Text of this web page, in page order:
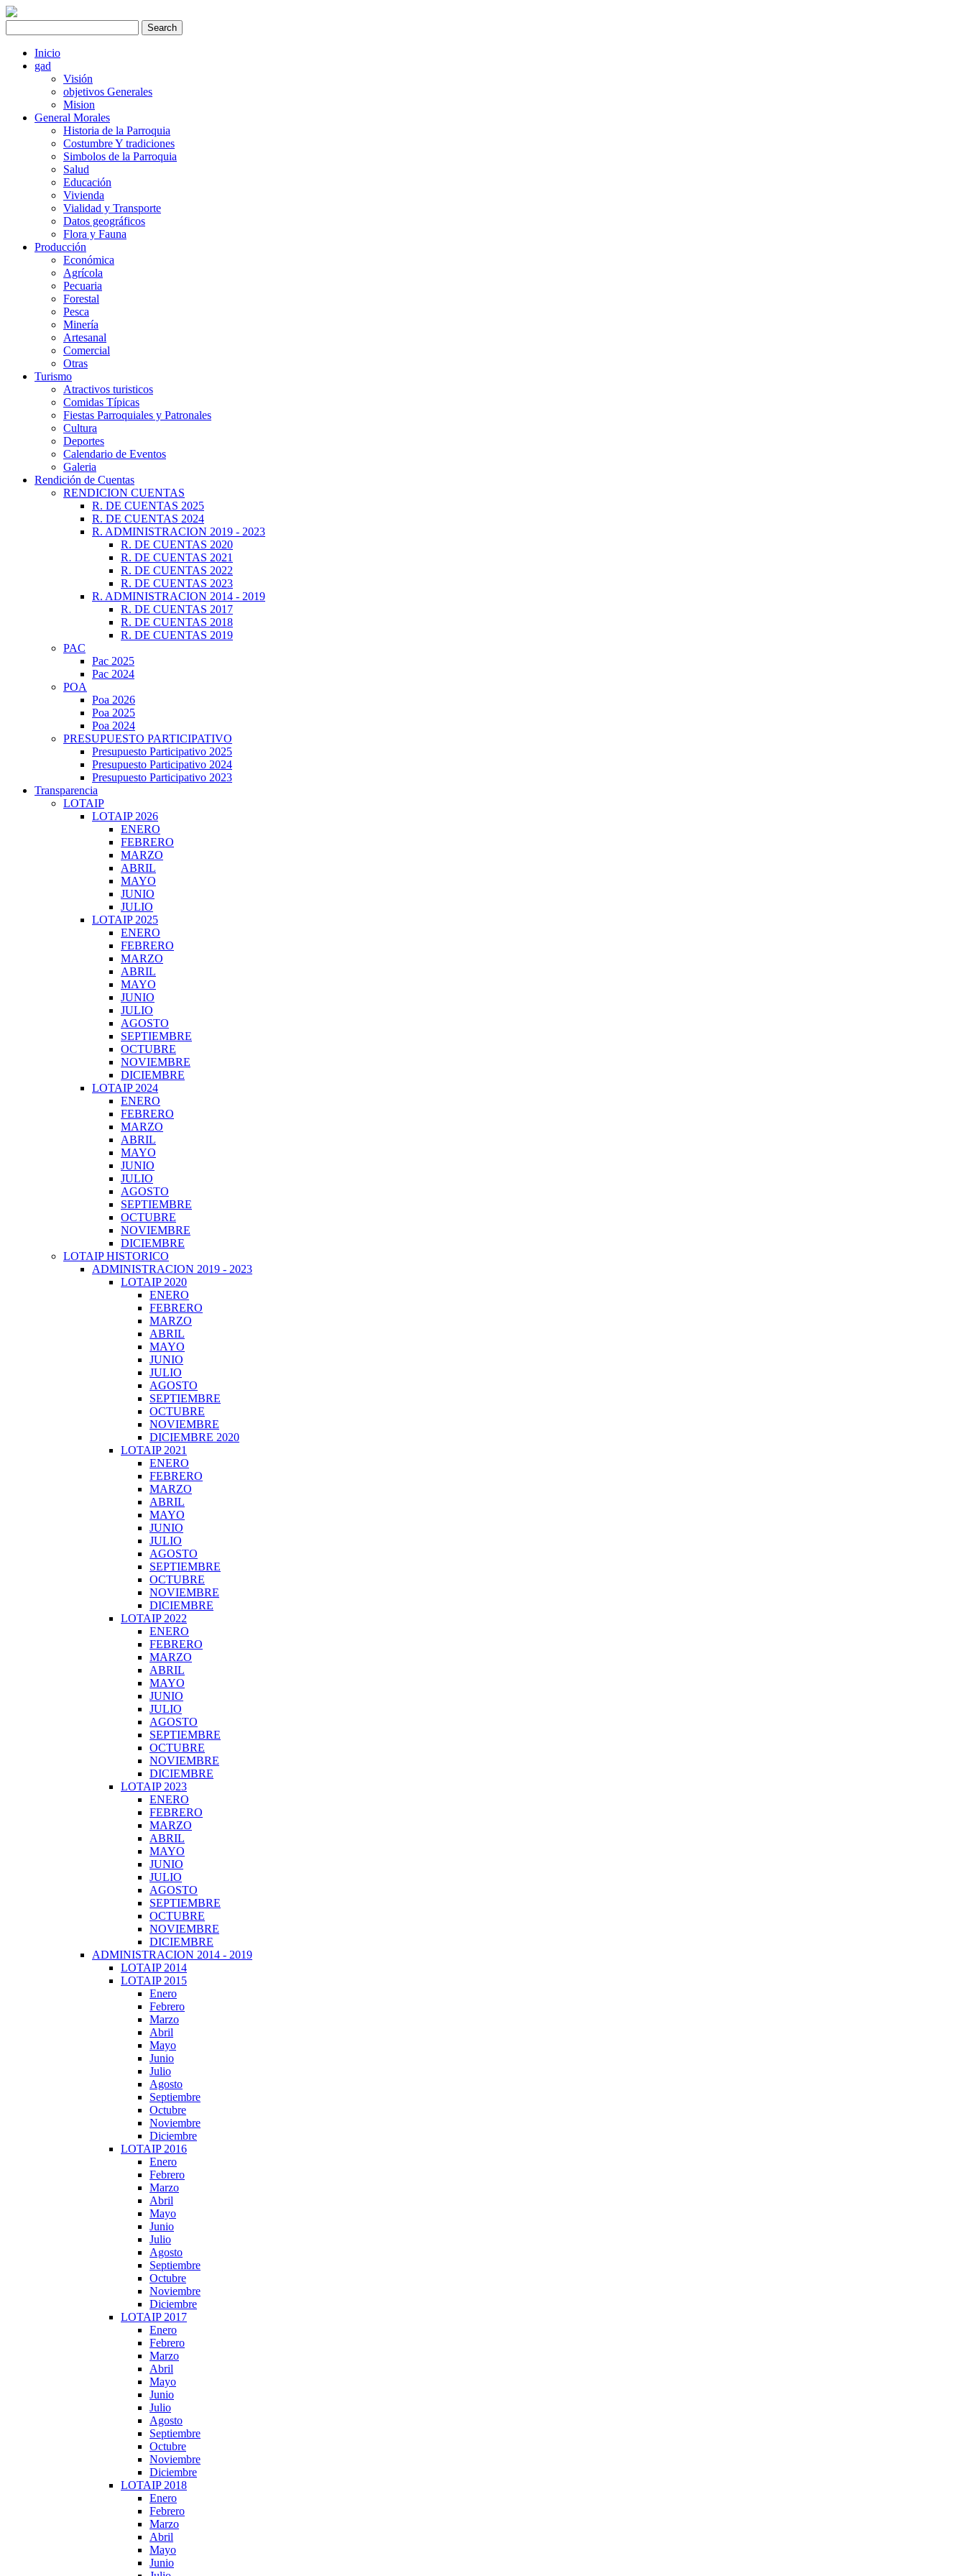
Inicio
gad
Visión
objetivos Generales
Mision
General Morales
Historia de la Parroquia
Costumbre Y tradiciones
Simbolos de la Parroquia
Salud
Educación
Vivienda
Vialidad y Transporte
Datos geográficos
Flora y Fauna
Producción
Económica
Agrícola
Pecuaria
Forestal
Pesca
Minería
Artesanal
Comercial
Otras
Turismo
Atractivos turisticos
Comidas Típicas
Fiestas Parroquiales y Patronales
Cultura
Deportes
Calendario de Eventos
Galeria
Rendición de Cuentas
RENDICION CUENTAS
R. DE CUENTAS 2025
R. DE CUENTAS 2024
R. ADMINISTRACION 2019 - 2023
R. DE CUENTAS 2020
R. DE CUENTAS 2021
R. DE CUENTAS 2022
R. DE CUENTAS 2023
R. ADMINISTRACION 2014 - 2019
R. DE CUENTAS 2017
R. DE CUENTAS 2018
R. DE CUENTAS 2019
PAC
Pac 2025
Pac 2024
POA
Poa 2026
Poa 2025
Poa 2024
PRESUPUESTO PARTICIPATIVO
Presupuesto Participativo 2025
Presupuesto Participativo 2024
Presupuesto Participativo 2023
Transparencia
LOTAIP
LOTAIP 2026
ENERO
FEBRERO
MARZO
ABRIL
MAYO
JUNIO
JULIO
LOTAIP 2025
ENERO
FEBRERO
MARZO
ABRIL
MAYO
JUNIO
JULIO
AGOSTO
SEPTIEMBRE
OCTUBRE
NOVIEMBRE
DICIEMBRE
LOTAIP 2024
ENERO
FEBRERO
MARZO
ABRIL
MAYO
JUNIO
JULIO
AGOSTO
SEPTIEMBRE
OCTUBRE
NOVIEMBRE
DICIEMBRE
LOTAIP HISTORICO
ADMINISTRACION 2019 - 2023
LOTAIP 2020
ENERO
FEBRERO
MARZO
ABRIL
MAYO
JUNIO
JULIO
AGOSTO
SEPTIEMBRE
OCTUBRE
NOVIEMBRE
DICIEMBRE 2020
LOTAIP 2021
ENERO
FEBRERO
MARZO
ABRIL
MAYO
JUNIO
JULIO
AGOSTO
SEPTIEMBRE
OCTUBRE
NOVIEMBRE
DICIEMBRE
LOTAIP 2022
ENERO
FEBRERO
MARZO
ABRIL
MAYO
JUNIO
JULIO
AGOSTO
SEPTIEMBRE
OCTUBRE
NOVIEMBRE
DICIEMBRE
LOTAIP 2023
ENERO
FEBRERO
MARZO
ABRIL
MAYO
JUNIO
JULIO
AGOSTO
SEPTIEMBRE
OCTUBRE
NOVIEMBRE
DICIEMBRE
ADMINISTRACION 2014 - 2019
LOTAIP 2014
LOTAIP 2015
Enero
Febrero
Marzo
Abril
Mayo
Junio
Julio
Agosto
Septiembre
Octubre
Noviembre
Diciembre
LOTAIP 2016
Enero
Febrero
Marzo
Abril
Mayo
Junio
Julio
Agosto
Septiembre
Octubre
Noviembre
Diciembre
LOTAIP 2017
Enero
Febrero
Marzo
Abril
Mayo
Junio
Julio
Agosto
Septiembre
Octubre
Noviembre
Diciembre
LOTAIP 2018
Enero
Febrero
Marzo
Abril
Mayo
Junio